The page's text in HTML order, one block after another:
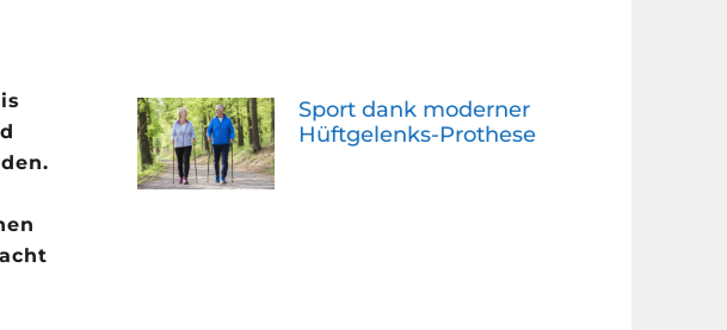
Sport dank moderner
Hüftgelenks-Prothese